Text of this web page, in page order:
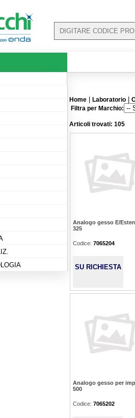
Home Laboratorio
Filtra per Marchio:
Articoli trovati: 105
Analogo gesso E/
325
Codice: 7065204
SU RICHIESTA
Analogo gesso per
500
Codice: 7065202